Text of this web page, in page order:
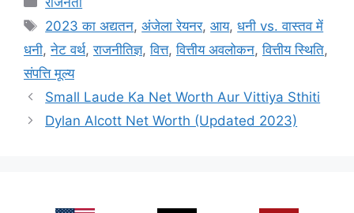
Tags
2023 का अद्यतन,अंजेला रेयनर,आय,धनी vs. वास्तव में
धनी,नेट वर्थ,राजनीतिज्ञ,वित्त,वित्तीय अवलोकन,वित्तीय स्थिति,
संपत्ति मूल्य
Small Laude Ka Net Worth Aur Vittiya Sthiti
Dylan Alcott Net Worth (Updated 2023)